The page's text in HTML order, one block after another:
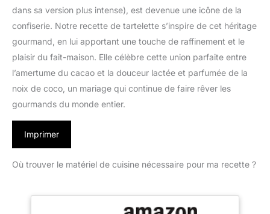
dans sa version plus intense), est devenue une icône de la
confiserie. Notre recette de tartelette s’inspire de cet héritage
gourmand, en lui apportant une touche de raffinement et le
plaisir du fait-maison. Elle célèbre cette union parfaite entre
l’amertume du cacao et la douceur lactée et parfumée de la
noix de coco, un mariage qui continue de faire rêver les
gourmands du monde entier.
Imprimer
Où trouver le matériel de cuisine nécessaire pour ma recette ?